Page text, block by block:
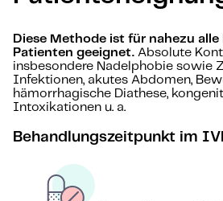
Diese Methode ist für nahezu
Patienten geeignet. Absolute
insbesondere Nadelphobie sowie
Infektionen, akutes Abdomen,
hämorrhagische Diathese,
Intoxikationen u. a.
Behandlungszeitpunkt im